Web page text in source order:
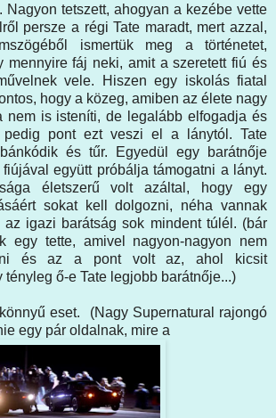
Nagyon tetszett, ahogyan a kezébe vette
persze a régi Tate maradt, mert azzal,
ismertük meg a történetet,
mennyire fáj neki, amit a szeretett fiú és
vele. Hiszen egy iskolás fiatal
hogy a közeg, amiben az élete nagy
nem is isteníti, de legalább elfogadja és
pedig pont ezt veszi el a lánytól. Tate
és tűr. Egyedül egy barátnője
együtt próbálja támogatni a lányt.
életszerű volt azáltal, hogy egy
sokat kell dolgozni, néha vannak
az igazi barátság sok mindent túlél. (bár
egy tette, amivel nagyon-nagyon nem
és az a pont volt az, ahol kicsit
tényleg ő-e Tate legjobb barátnője...)
eset. (Nagy Supernatural rajongó
egy pár oldalnak, mire a